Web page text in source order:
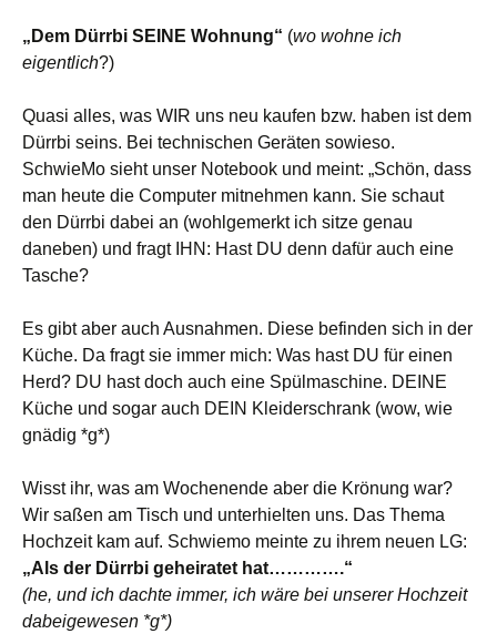
„Dem Dürrbi SEINE Wohnung“ (wo wohne ich
eigentlich?)
Quasi alles, was WIR uns neu kaufen bzw. haben ist dem
Dürrbi seins. Bei technischen Geräten sowieso.
SchwieMo sieht unser Notebook und meint: „Schön, dass
man heute die Computer mitnehmen kann. Sie schaut
den Dürrbi dabei an (wohlgemerkt ich sitze genau
daneben) und fragt IHN: Hast DU denn dafür auch eine
Tasche?
Es gibt aber auch Ausnahmen. Diese befinden sich in der
Küche. Da fragt sie immer mich: Was hast DU für einen
Herd? DU hast doch auch eine Spülmaschine. DEINE
Küche und sogar auch DEIN Kleiderschrank (wow, wie
gnädig *g*)
Wisst ihr, was am Wochenende aber die Krönung war?
Wir saßen am Tisch und unterhielten uns. Das Thema
Hochzeit kam auf. Schwiemo meinte zu ihrem neuen LG:
„Als der Dürrbi geheiratet hat………….“
(he, und ich dachte immer, ich wäre bei unserer Hochzeit
dabeigewesen *g*)